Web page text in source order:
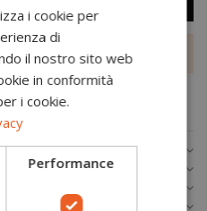
i cookie per
di
il nostro sito web
in conformità
i cookie.
Performance